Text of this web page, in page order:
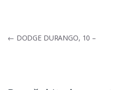
Navigacija
← DODGE DURANGO, 10 –